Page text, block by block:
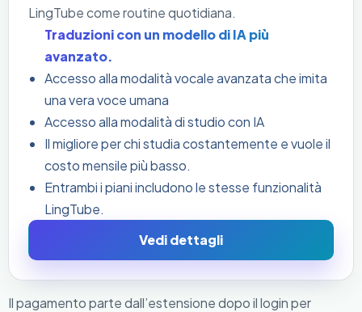
LingTube come routine quotidiana.
Traduzioni con un modello di IA più
avanzato.
Accesso alla modalità vocale avanzata che imita
una vera voce umana
Accesso alla modalità di studio con IA
Il migliore per chi studia costantemente e vuole il
costo mensile più basso.
Entrambi i piani includono le stesse funzionalità
LingTube.
Vedi dettagli
Il pagamento parte dall’estensione dopo il login per